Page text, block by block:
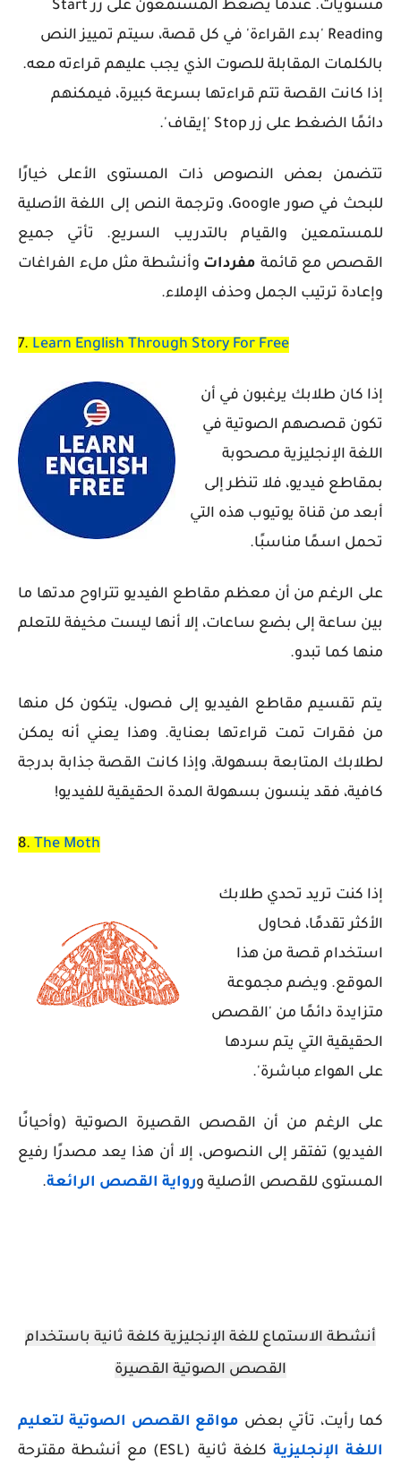
مستويات. عندما يضغط المستمعون على زرStart
Reading 'بدء القراءة' في كل قصة، سيتم تمييز النص
بالكلمات المقابلة للصوت الذي يجب عليهم قراءته معه.
إذا كانت القصة تتم قراءتها بسرعة كبيرة، فيمكنهم
دائمًا الضغط على زرStop 'إيقاف'.
تتضمن بعض النصوص ذات المستوى الأعلى خيارًا
للبحث في صور Google، وترجمة النص إلى اللغة الأصلية
للمستمعين والقيام بالتدريب السريع. تأتي جميع
القصص مع قائمة مفردات وأنشطة مثل ملء الفراغات
وإعادة ترتيب الجمل وحذف الإملاء.
7. Learn English Through Story For Free
إذا كان طلابك يرغبون في أن
تكون قصصهم الصوتية في
اللغة الإنجليزية مصحوبة
بمقاطع فيديو، فلا تنظر إلى
أبعد من قناة يوتيوب هذه التي
تحمل اسمًا مناسبًا.
على الرغم من أن معظم مقاطع الفيديو تتراوح مدتها ما
بين ساعة إلى بضع ساعات، إلا أنها ليست مخيفة للتعلم
منها كما تبدو.
يتم تقسيم مقاطع الفيديو إلى فصول، يتكون كل منها
من فقرات تمت قراءتها بعناية. وهذا يعني أنه يمكن
لطلابك المتابعة بسهولة، وإذا كانت القصة جذابة بدرجة
كافية، فقد ينسون بسهولة المدة الحقيقية للفيديو!
8. The Moth
إذا كنت تريد تحدي طلابك
الأكثر تقدمًا، فحاول
استخدام قصة من هذا
الموقع. ويضم مجموعة
متزايدة دائمًا من 'القصص
الحقيقية التي يتم سردها
على الهواء مباشرة'.
على الرغم من أن القصص القصيرة الصوتية (وأحيانًا
الفيديو) تفتقر إلى النصوص، إلا أن هذا يعد مصدرًا رفيع
المستوى للقصص الأصلية ورواية القصص الرائعة.
أنشطة الاستماع للغة الإنجليزية كلغة ثانية باستخدام
القصص الصوتية القصيرة
كما رأيت، تأتي بعض مواقع القصص الصوتية لتعليم
اللغة الإنجليزية
كلغة ثانية (ESL) مع أنشطة مقترحة